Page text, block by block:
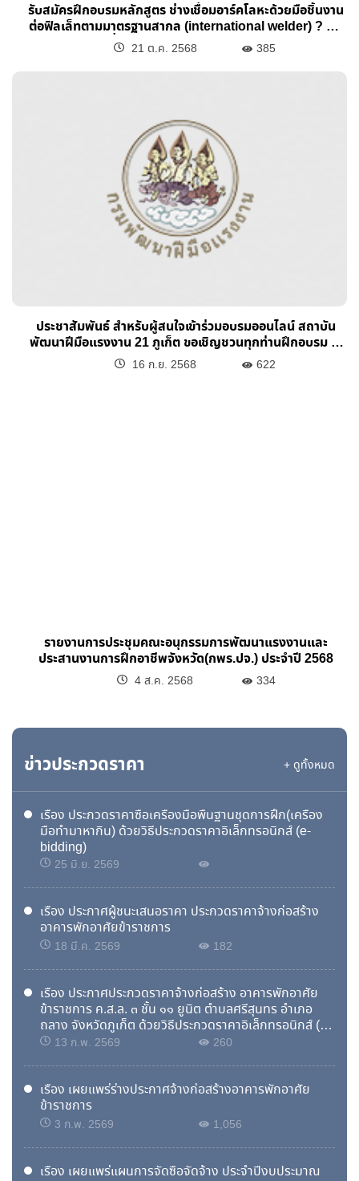
รับสมัครฝึกอบรมหลักสูตร ช่างเชื่อมอาร์คโลหะด้วยมือชิ้นงาน
ต่อฟิลเล็ทตามมาตรฐานสากล (international welder) ? ฝึก
อบรมระหว่างวันที่ 17-19 พฤศจิกายน 2568 **ฝึกอบรมฟรีไม่มี
ค่าใช้จ่าย ** ? ทดสอบ ระหว่างวันที่ 20-21 พฤศจิกายน 2568
และ 082-981-0113 คุณจงชนะ ฯ ผู้ประสานการฝึกอบรม
21 ต.ค. 2568 385
ประชาสัมพันธ์ สำหรับผู้สนใจเข้าร่วมอบรมออนไลน์ สถาบัน
พัฒนาฝีมือแรงงาน 21 ภูเก็ต ขอเชิญชวนทุกท่านฝึกอบรม e-
Learning จำนวน 5 หลักสูต
16 ก.ย. 2568 622
รายงานการประชุมคณะอนุกรรมการพัฒนาแรงงานและ
ประสานงานการฝึกอาชีพจังหวัด(กพร.ปจ.) ประจำปี 2568
4 ส.ค. 2568 334
ข่าวประกวดราคา + ดูทั้งหมด
เรื่อง ประกวดราคาซื้อเครื่องมือพื้นฐานชุดการฝึก(เครื่อง
มือทำมาหากิน) ด้วยวิธีประกวดราคาอิเล็กทรอนิกส์ (e-
bidding)
25 มิ.ย. 2569
เรื่อง ประกาศผู้ชนะเสนอราคา ประกวดราคาจ้างก่อสร้าง
อาคารพักอาศัยข้าราชการ
18 มี.ค. 2569 182
เรื่อง ประกาศประกวดราคาจ้างก่อสร้าง อาคารพักอาศัย
ข้าราชการ ค.ส.ล. ๓ ชั้น ๑๑ ยูนิต ตำบลศรีสุนทร อำเภอ
ถลาง จังหวัดภูเก็ต ด้วยวิธีประกวดราคาอิเล็กทรอนิกส์ (e-
bidding)
13 ก.พ. 2569 260
เรื่อง เผยแพร่ร่างประกาศจ้างก่อสร้างอาคารพักอาศัย
ข้าราชการ
3 ก.พ. 2569 1,056
เรื่อง เผยแพร่แผนการจัดซื้อจัดจ้าง ประจำปีงบประมาณ
17 ฝึกอบรม สาขาการติดต่อสื่อสารคุณภาพเพื่อการประสานงาน การสอนงานและการนำเสนองาน